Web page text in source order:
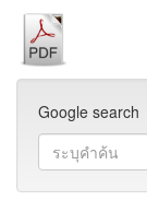
Google search